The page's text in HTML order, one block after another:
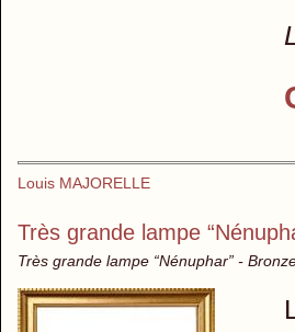
Louis MAJORELLE
Très grande lampe
Très grande lampe “Nénuphar” -